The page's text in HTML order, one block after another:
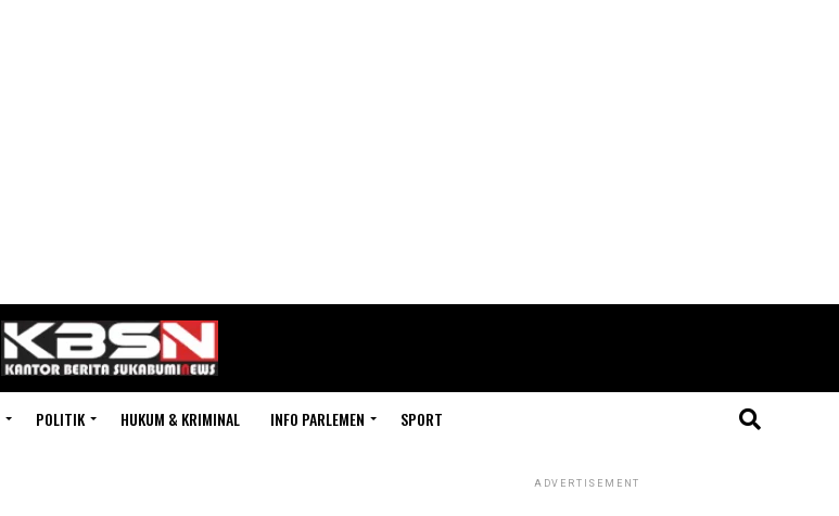
POLITIK HUKUM & KRIMINAL INFO PARLEMEN SPORT
ADVERTISEMENT